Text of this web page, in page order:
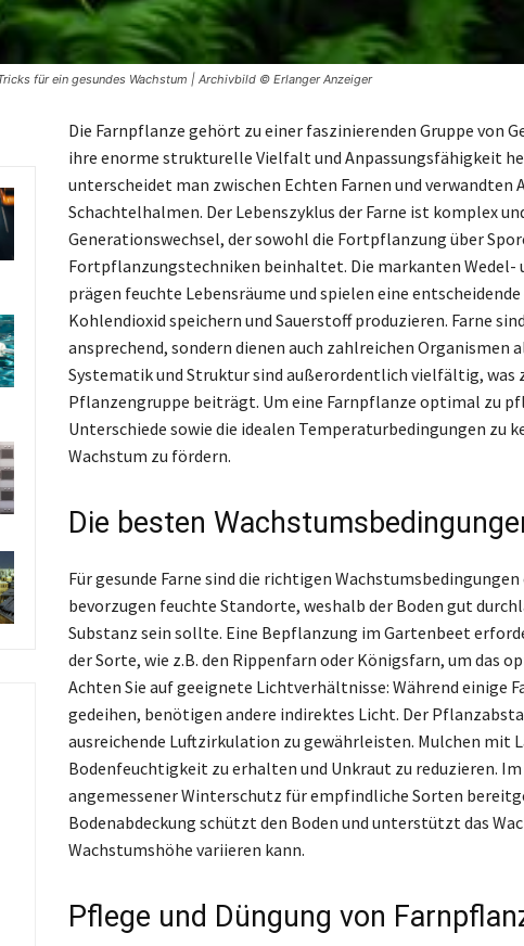
für ein gesundes Wachstum | Archivbild © Erlanger Anzeiger
Die Farnpflanze gehört zu einer faszinierenden Gruppe von
ihre enorme strukturelle Vielfalt und Anpassungsfähigkeit
unterscheidet man zwischen Echten Farnen und verwandten
Schachtelhalmen. Der Lebenszyklus der Farne ist komplex
Generationswechsel, der sowohl die Fortpflanzung über
Fortpflanzungstechniken beinhaltet. Die markanten Wedel-
prägen feuchte Lebensräume und spielen eine
Kohlendioxid speichern und Sauerstoff produzieren. Farne
ansprechend, sondern dienen auch zahlreichen Organismen
Systematik und Struktur sind außerordentlich vielfältig, was
Pflanzengruppe beiträgt. Um eine Farnpflanze optimal zu
Unterschiede sowie die idealen Temperaturbedingungen zu
Wachstum zu fördern.
Die besten
Für gesunde Farne sind die richtigen Wachstumsbedingungen
bevorzugen feuchte Standorte, weshalb der Boden gut
Substanz sein sollte. Eine Bepflanzung im Gartenbeet
der Sorte, wie z.B. den Rippenfarn oder Königsfarn, um das
Achten Sie auf geeignete Lichtverhältnisse: Während einige
gedeihen, benötigen andere indirektes Licht. Der
ausreichende Luftzirkulation zu gewährleisten. Mulchen mit
Bodenfeuchtigkeit zu erhalten und Unkraut zu reduzieren.
angemessener Winterschutz für empfindliche Sorten
Bodenabdeckung schützt den Boden und unterstützt das
Wachstumshöhe variieren kann.
Pflege und Düngung von